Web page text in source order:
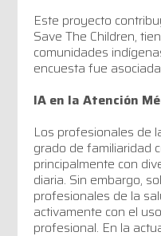
Este proyecto
Save The Children,
comunidades
encuesta fue
IA en la Atención
Los profesionales de
grado de familiaridad
principalmente con
diaria. Sin embargo,
profesionales de la
activamente con el
profesional. En la